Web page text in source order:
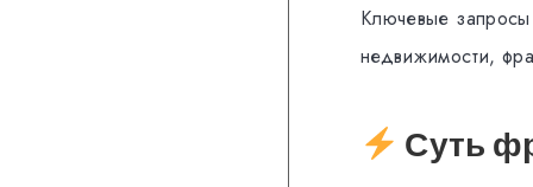
Ключевые
недвижимости,
Суть